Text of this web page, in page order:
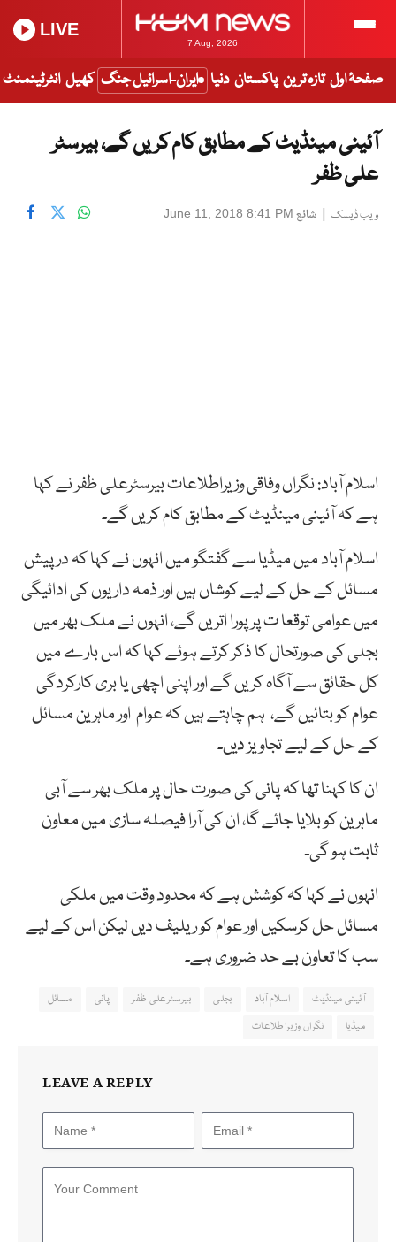
7 Aug, 2026
LIVE
صفحۂ اول تازہ ترین پاکستان دنیا ایران-اسرائیل جنگ کھیل انٹرٹینمنٹ
آئینی مینڈیٹ کے مطابق کام کریں گے، بیرسٹر
علی ظفر
ویب ڈیسک | شائع June 11, 2018 8:41 PM
اسلام آباد: نگراں وفاقی وزیراطلاعات بیرسٹرعلی ظفر نے کہا
ہے کہ آئینی مینڈیٹ کے مطابق کام کریں گے۔
اسلام آباد میں میڈیا سے گفتگو میں انہوں نے کہا کہ درپیش
مسائل کے حل کے لیے کوشاں ہیں اور ذمہ داریوں کی ادائیگی
میں عوامی توقعا ت پر پورا اتریں گے، انہوں نے ملک بھر میں
بجلی کی صورتحال کا ذکر کرتے ہوئے کہا کہ اس بارے میں
کل حقائق سے آگاہ کریں گے اور اپنی اچھی یا بری کارکردگی
عوام کو بتائیں گے، ہم چاہتے ہیں کہ عوام اور ماہرین مسائل
کے حل کے لیے تجاویز دیں۔
ان کا کہنا تھا کہ پانی کی صورت حال پر ملک بھر سے آبی
ماہرین کو بلایا جائے گا، ان کی آرا فیصلہ سازی میں معاون
ثابت ہو گی۔
انہوں نے کہا کہ کوشش ہے کہ محدود وقت میں ملکی
مسائل حل کرسکیں اور عوام کو ریلیف دیں لیکن اس کے لیے
سب کا تعاون بے حد ضروری ہے۔
آئینی مینڈیٹ اسلام آباد بجلی بیرسٹرعلی ظفر پانی
مسائل
میڈیا
نگراں وزیراطلاعات
LEAVE A REPLY